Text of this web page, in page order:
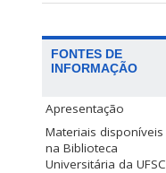
FONTES DE
INFORMAÇÃO
Apresentação
Materiais disponíveis
na Biblioteca
Universitária da UFSC